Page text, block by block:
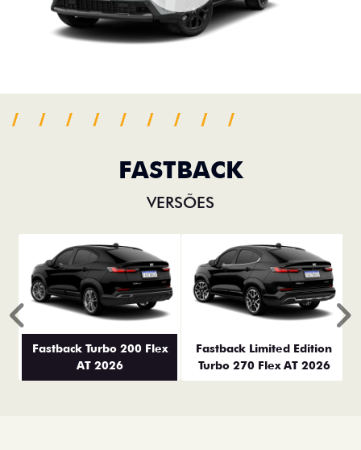
FASTBACK
VERSÕES
Fastback Turbo 200 Flex
AT 2026
Fastback Limited Edition
Turbo 270 Flex AT 2026
Anterior